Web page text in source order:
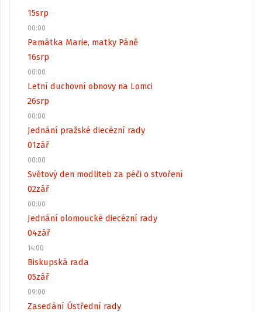
15srp
00:00
Památka Marie, matky Páně
16srp
00:00
Letní duchovní obnovy na Lomci
26srp
00:00
Jednání pražské diecézní rady
01zář
00:00
Světový den modliteb za péči o stvoření
02zář
00:00
Jednání olomoucké diecézní rady
04zář
14:00
Biskupská rada
05zář
09:00
Zasedání Ústřední rady